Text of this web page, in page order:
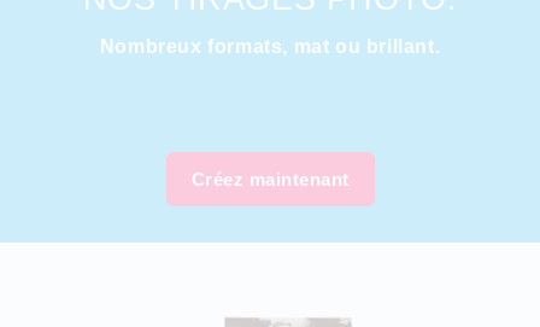
Nombreux formats, mat ou brillant.
Créez maintenant